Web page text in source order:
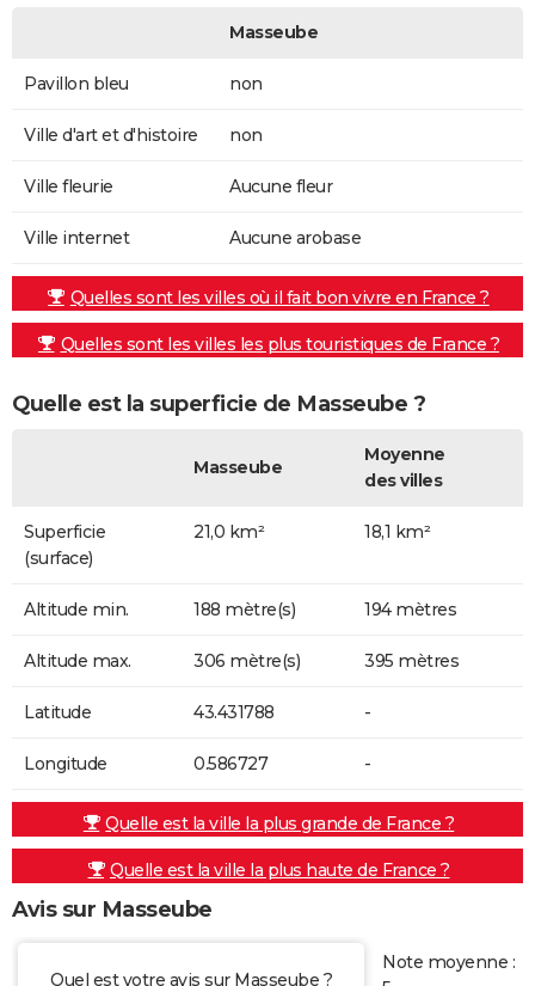
Masseube
Pavillon bleu non
Ville d'art et d'histoire non
Ville fleurie Aucune fleur
Ville internet Aucune arobase
Quelles sont les villes où il fait bon vivre en France ?
Quelles sont les villes les plus touristiques de France ?
Quelle est la superficie de Masseube ?
Masseube
Moyenne
des villes
Superficie
(surface)
21,0 km² 18,1 km²
Altitude min. 188 mètre(s) 194 mètres
Altitude max. 306 mètre(s) 395 mètres
Latitude 43.431788 -
Longitude 0.586727 -
Quelle est la ville la plus grande de France ?
Quelle est la ville la plus haute de France ?
Avis sur Masseube
Quel est votre avis sur Masseube ?
Note moyenne :